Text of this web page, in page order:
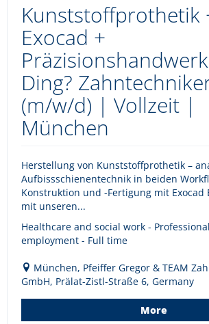
Kunststoffprothetik
Exocad +
Ding?
(m/w/d) | Vollzeit |
München
Herstellung von Kunststoffprothetik –
Aufbissschienentechnik in beiden
Konstruktion und -Fertigung mit Exocad
mit unseren...
Healthcare and social work -
employment - Full time
München, Pfeiffer Gregor & TEAM
GmbH, Prälat-Zistl-Straße 6, Germany
More